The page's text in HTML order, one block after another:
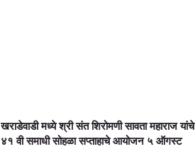
खराडेवाडी मध्ये श्री संत शिरोमणी सावता महाराज यांचे
४१ वी समाधी सोहळा सप्ताहाचे आयोजन ५ ऑगस्ट